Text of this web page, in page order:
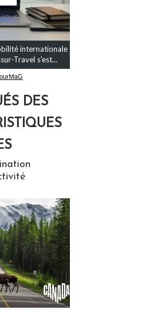
internationale
Travel s'est...
DES